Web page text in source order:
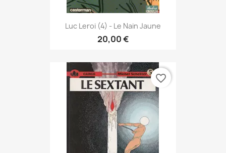
Luc Leroi (4) - Le Nain Jaune
20,00 €
favorite_border